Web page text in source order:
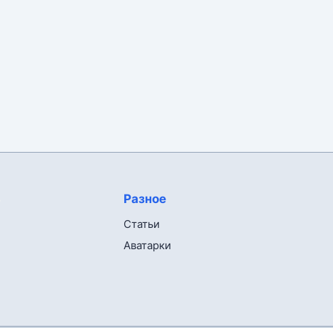
Разное
Статьи
Аватарки